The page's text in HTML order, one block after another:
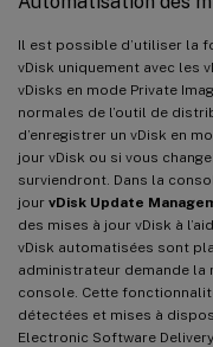
Il est possible d’utiliser la
vDisk uniquement avec les
vDisks en mode Private
normales de l’outil de
d’enregistrer un vDisk en
jour vDisk ou si vous
surviendront. Dans la
jour vDisk Update
des mises à jour vDisk à
vDisk automatisées sont
administrateur demande la
console. Cette
détectées et mises à
Electronic Software Delivery